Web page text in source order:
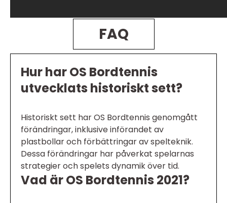
FAQ
Hur har OS Bordtennis
utvecklats historiskt sett?
Historiskt sett har OS Bordtennis genomgått
förändringar, inklusive införandet av
plastbollar och förbättringar av spelteknik.
Dessa förändringar har påverkat spelarnas
strategier och spelets dynamik över tid.
Vad är OS Bordtennis 2021?